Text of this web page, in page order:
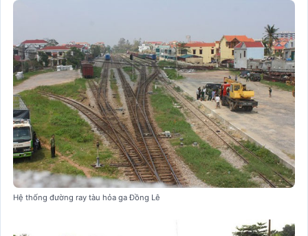
Hệ thống đường ray tàu hỏa ga Đồng Lê